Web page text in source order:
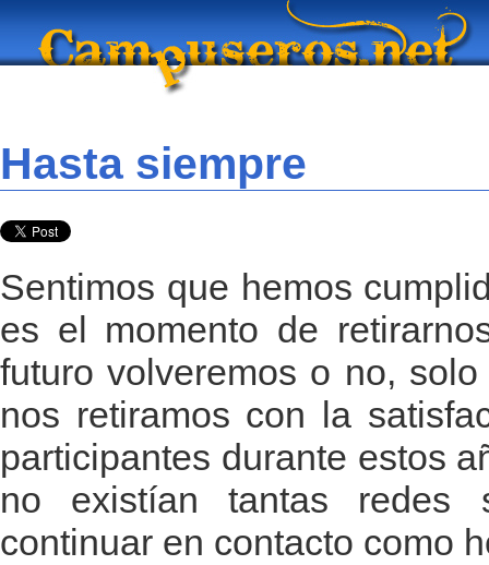
Hasta siempre
Sentimos que hemos
es el momento de
futuro volveremos o no,
nos retiramos con la
participantes durante estos
no existían tantas redes
continuar en contacto como